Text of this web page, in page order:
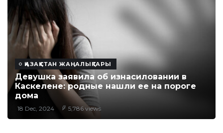
ҚАЗАҚСТАН ЖАҢАЛЫҚТАРЫ
Девушка заявила об изнасиловании в
Каскелене: родные нашли ее на пороге
дома
18 Dec, 2024 5,786 views